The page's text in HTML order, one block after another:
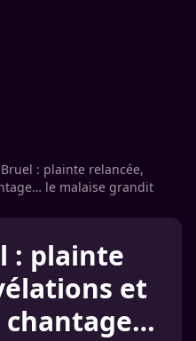
: plainte relancée,
le malaise grandit
: plainte
et
chantage…